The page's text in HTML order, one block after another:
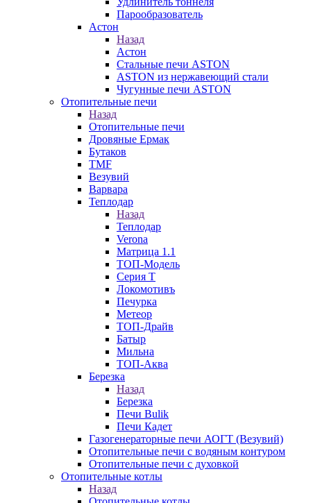
Парообразователь
Астон
Назад
Астон
Стальные печи ASTON
ASTON из нержавеющий стали
Чугунные печи ASTON
Отопительные печи
Назад
Отопительные печи
Дровяные Ермак
Бутаков
TMF
Везувий
Варвара
Теплодар
Назад
Теплодар
Verona
Матрица 1.1
ТОП-Модель
Серия Т
Локомотивъ
Печурка
Метеор
ТОП-Драйв
Батыр
Мильна
ТОП-Аква
Березка
Назад
Березка
Печи Bulik
Печи Кадет
Газогенераторные печи АОГТ (Везувий)
Отопительные печи с водяным контуром
Отопительные печи с духовкой
Отопительные котлы
Назад